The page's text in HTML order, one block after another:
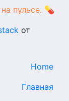
пульсе. 💊
от
Home
Главная